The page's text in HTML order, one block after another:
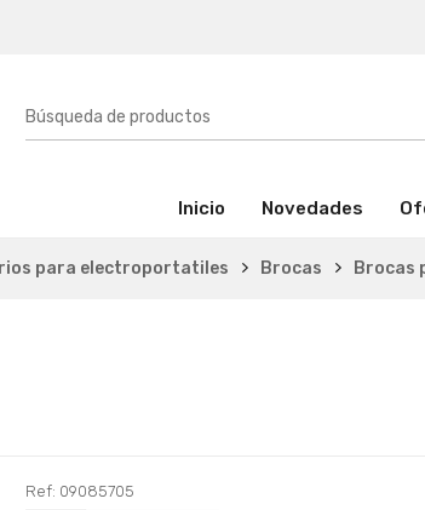
Inicio (activo)Novedades
para electroportatiles Brocas Brocas
Ref: 09085705